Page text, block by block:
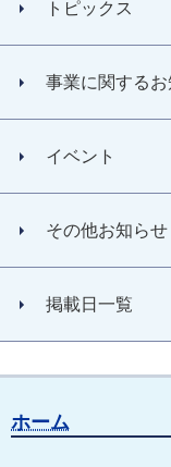
トピックス
事業に関する
イベント
その他お知らせ
掲載日一覧
ホーム